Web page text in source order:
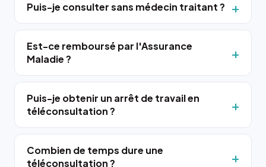
Puis-je consulter sans médecin traitant ?
Est-ce remboursé par l'Assurance
Maladie ?
Puis-je obtenir un arrêt de travail en
téléconsultation ?
Combien de temps dure une
téléconsultation ?